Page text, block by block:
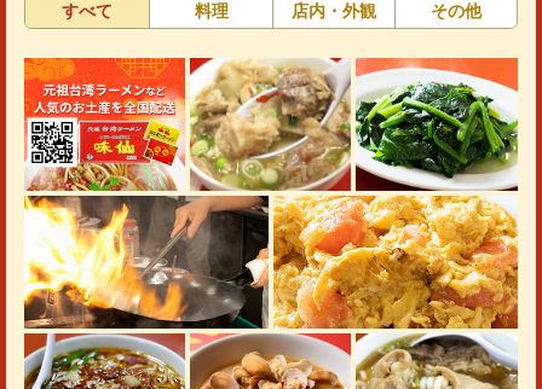
すべて 料理 店内・外観 その他